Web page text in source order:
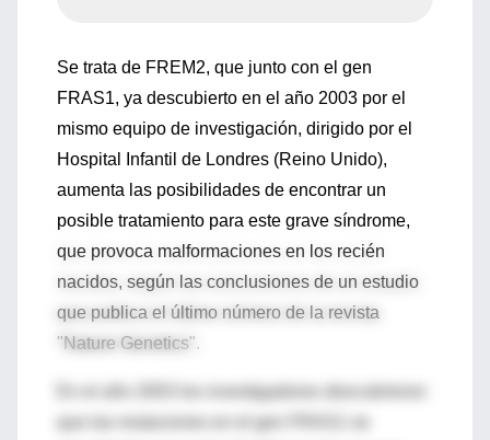
Se trata de FREM2, que junto con el gen
FRAS1, ya descubierto en el año 2003 por el
mismo equipo de investigación, dirigido por el
Hospital Infantil de Londres (Reino Unido),
aumenta las posibilidades de encontrar un
posible tratamiento para este grave síndrome,
que provoca malformaciones en los recién
nacidos, según las conclusiones de un estudio
que publica el último número de la revista
"Nature Genetics".
En el año 2003 los investigadores descubrieron
que las mutaciones en el gen FRAS1 se